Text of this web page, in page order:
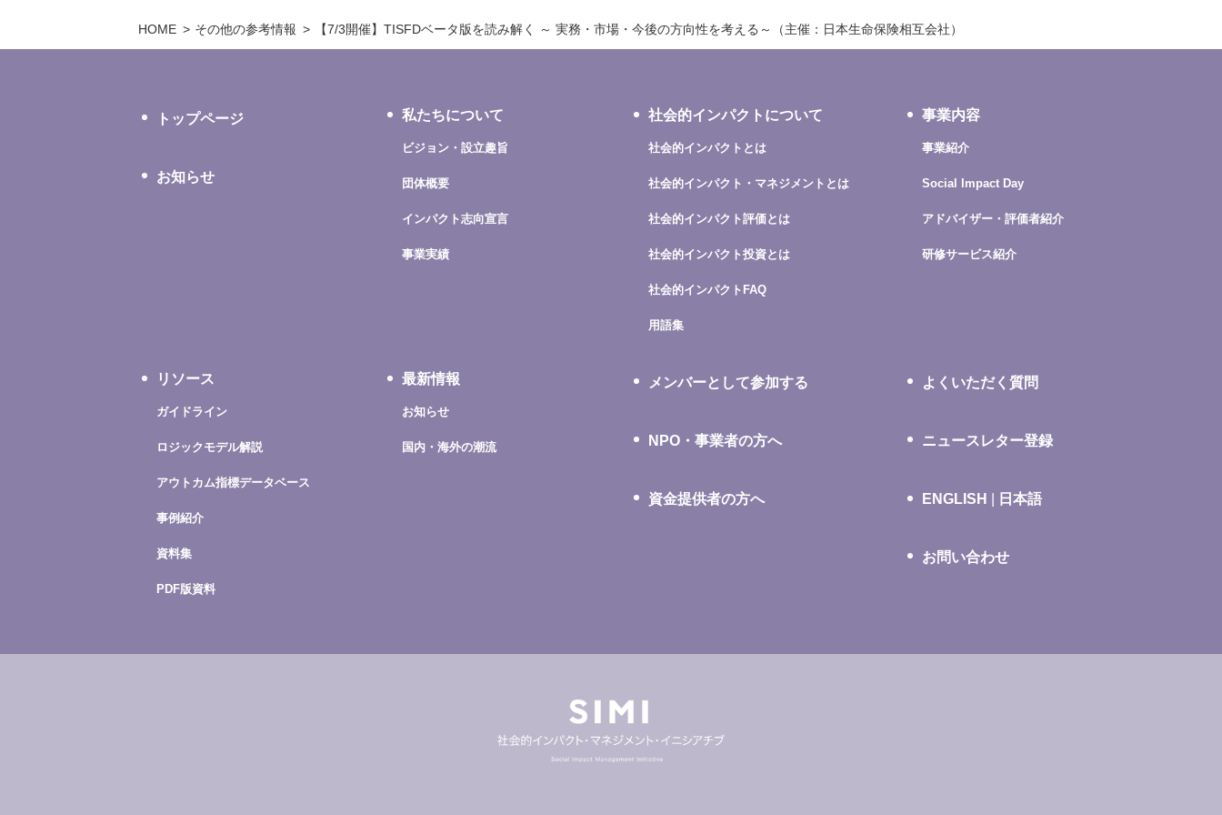
HOME その他の参考情報 【7/3開催】TISFDベータ版を読み解く ～ 実務・市場・今後の方向性を考える～（主催：日本生命保険相互会社）
トップページ
お知らせ
私たちについて
ビジョン・設立趣旨
団体概要
インパクト志向宣言
事業実績
社会的インパクトについて
社会的インパクトとは
社会的インパクト・マネジメントとは
社会的インパクト評価とは
社会的インパクト投資とは
社会的インパクトFAQ
用語集
事業内容
事業紹介
Social Impact Day
アドバイザー・評価者紹介
研修サービス紹介
リソース
ガイドライン
ロジックモデル解説
アウトカム指標データベース
事例紹介
資料集
PDF版資料
最新情報
お知らせ
国内・海外の潮流
メンバーとして参加する
NPO・事業者の方へ
資金提供者の方へ
よくいただく質問
ニュースレター登録
ENGLISH 日本語
お問い合わせ